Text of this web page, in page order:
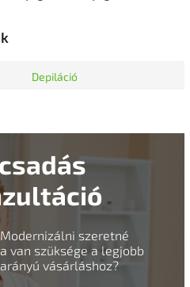
Depiláció
szeretné
van szüksége a legjobb
vásárláshoz?